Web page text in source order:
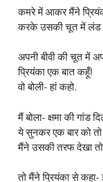
कमरे में आकर मैंने
करके उसकी चूत में लंड
अपनी बीवी की चूत में
प्रियंका एक बात कहूँ!
वो बोली- हां कहो.
मैं बोला- क्षमा की गांड
ये सुनकर एक बार को तो
मैंने उसकी तरफ देखा तो
तो मैंने प्रियंका से कहा-